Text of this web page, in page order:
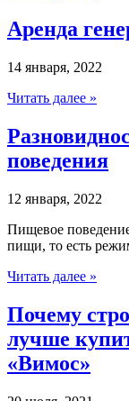
Аренда
14 января, 2022
Читать далее »
поведения
12 января, 2022
Пищевое
пищи, то есть
Читать далее »
Почему
лучше
«Вимос»